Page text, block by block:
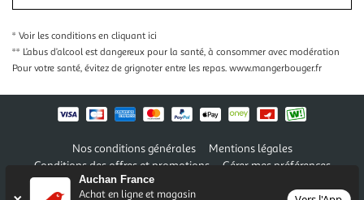
Auchan France
Achat en ligne et magasin
* Voir les conditions en cliquant ici
** L’abus d’alcool est dangereux pour la santé, à consommer avec modération
Pour votre santé, évitez de grignoter entre les repas. www.mangerbouger.fr
Nos conditions générales
Mentions légales
Conditions des offres et promotions
Gérer mes préférences
Politique de confidentialité